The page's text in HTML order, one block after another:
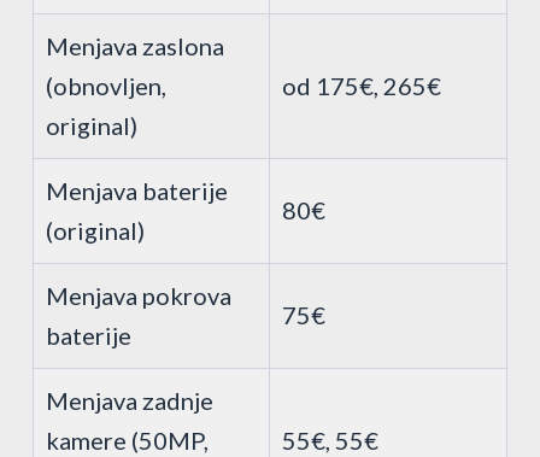
Menjava zaslona
(obnovljen,
original)
od 175€, 265€
Menjava baterije
(original)
80€
Menjava pokrova
baterije
75€
Menjava zadnje
kamere (50MP,
55€, 55€